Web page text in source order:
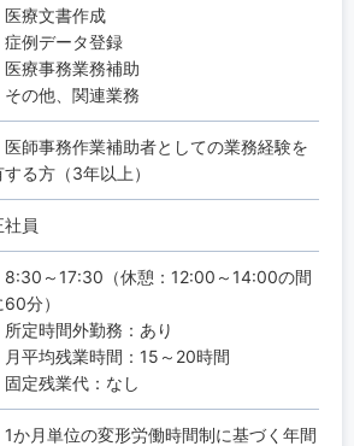
医療文書作成
症例データ登録
医療事務業務補助
その他、関連業務
医師事務作業補助者としての業務経験を
する方（3年以上）
社員
8:30～17:30（休憩：12:00～14:00の間
60分）
所定時間外勤務：あり
月平均残業時間：15～20時間
固定残業代：なし
1か月単位の変形労働時間制に基づく年間